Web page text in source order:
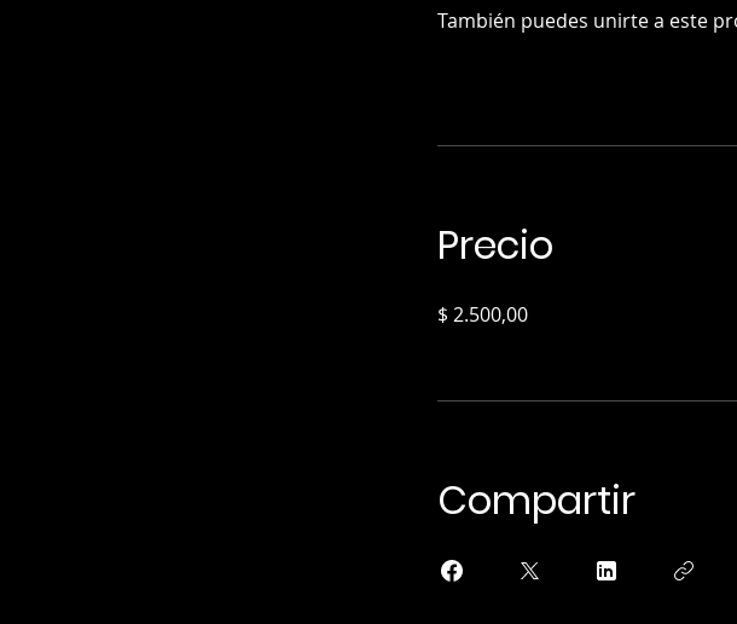
También puedes unirte a este
Precio
$ 2.500,00
Compartir